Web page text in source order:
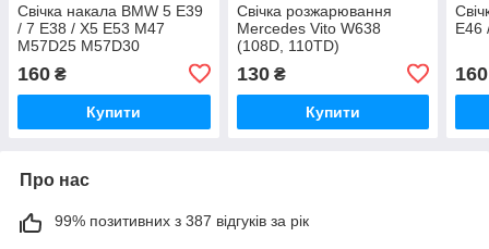
Свічка накала BMW 5 E39
/ 7 E38 / X5 E53 M47
M57D25 M57D30
160 ₴
Купити
Свічка розжарювання
Mercedes Vito W638
(108D, 110TD)
130₴
Купити
E46
160
Про нас
99% позитивних з 387 відгуків за рік